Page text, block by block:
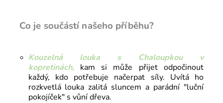
Co je součástí našeho příběhu?
Kouzelná louka s Chaloupkou v
kopretinách, kam si může přijet odpočinout
každý, kdo potřebuje načerpat síly. Uvítá ho
rozkvetlá louka zalitá sluncem a parádní "luční
pokojíček" s vůní dřeva.